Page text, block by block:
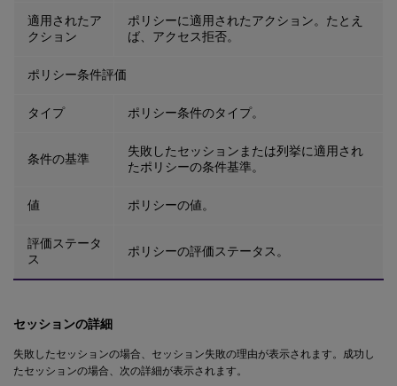
適用されたア
クション
ポリシーに適用されたアクション。たとえ
ば、アクセス拒否。
ポリシー条件評価
タイプ ポリシー条件のタイプ。
条件の基準
失敗したセッションまたは列挙に適用され
たポリシーの条件基準。
値 ポリシーの値。
評価ステータ
ス
ポリシーの評価ステータス。
セッションの詳細
失敗したセッションの場合、セッション失敗の理由が表示されます。成功し
たセッションの場合、次の詳細が表示されます。